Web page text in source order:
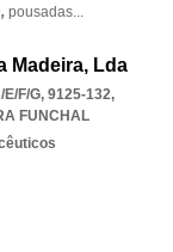
pousadas...
Madeira, Lda
E/F/G, 9125-132,
FUNCHAL